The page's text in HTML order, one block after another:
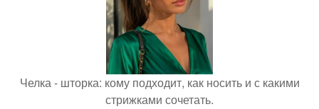
Челка - шторка: кому подходит, как носить и с какими
стрижками сочетать.